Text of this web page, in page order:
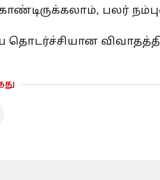
பலர்
தொடர்ச்சியான